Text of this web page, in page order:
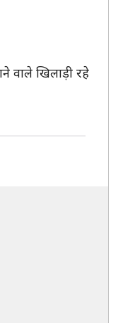
वाले खिलाड़ी रहे